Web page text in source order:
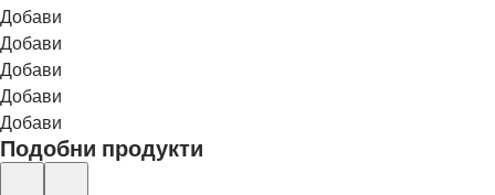
Добави
Добави
Добави
Добави
Добави
Подобни продукти